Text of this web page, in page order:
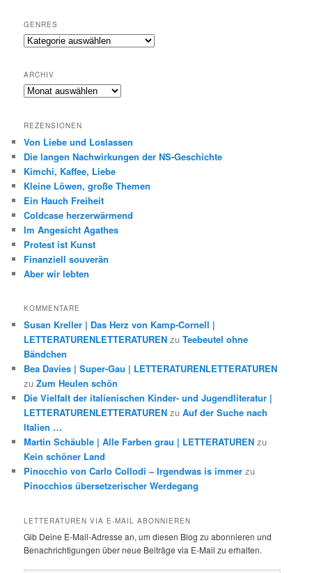
GENRES
Genres
ARCHIV
Archiv
REZENSIONEN
Von Liebe und Loslassen
Die langen Nachwirkungen der NS-Geschichte
Kimchi, Kaffee, Liebe
Kleine Löwen, große Themen
Ein Hauch Freiheit
Coldcase herzerwärmend
Im Angesicht Agathes
Protest ist Kunst
Finanziell souverän
Aber wir lebten
KOMMENTARE
Susan Kreller | Das Herz von Kamp-Cornell |
LETTERATURENLETTERATUREN zuTeebeutel ohne
Bändchen
Bea Davies | Super-Gau | LETTERATURENLETTERATUREN
zuZum Heulen schön
Die Vielfalt der italienischen Kinder- und Jugendliteratur |
LETTERATURENLETTERATUREN zuAuf der Suche nach
Italien …
Martin Schäuble | Alle Farben grau | LETTERATUREN zu
Kein schöner Land
Pinocchio von Carlo Collodi – Irgendwas is immer zu
Pinocchios übersetzerischer Werdegang
LETTERATUREN VIA E-MAIL ABONNIEREN
Gib Deine E-Mail-Adresse an, um diesen Blog zu abonnieren und
Benachrichtigungen über neue Beiträge via E-Mail zu erhalten.